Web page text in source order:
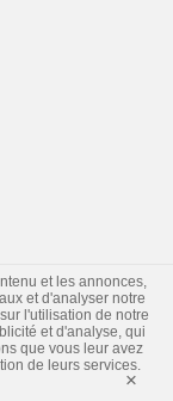
et les annonces,
et d'analyser notre
l'utilisation de notre
et d'analyse, qui
que vous leur avez
de leurs services.
×